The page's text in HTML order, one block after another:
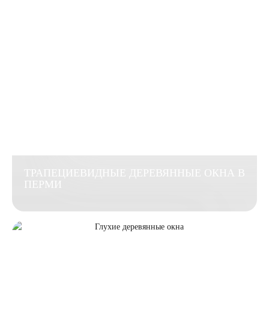
ТРАПЕЦИЕВИДНЫЕ ДЕРЕВЯННЫЕ ОКНА В
ПЕРМИ